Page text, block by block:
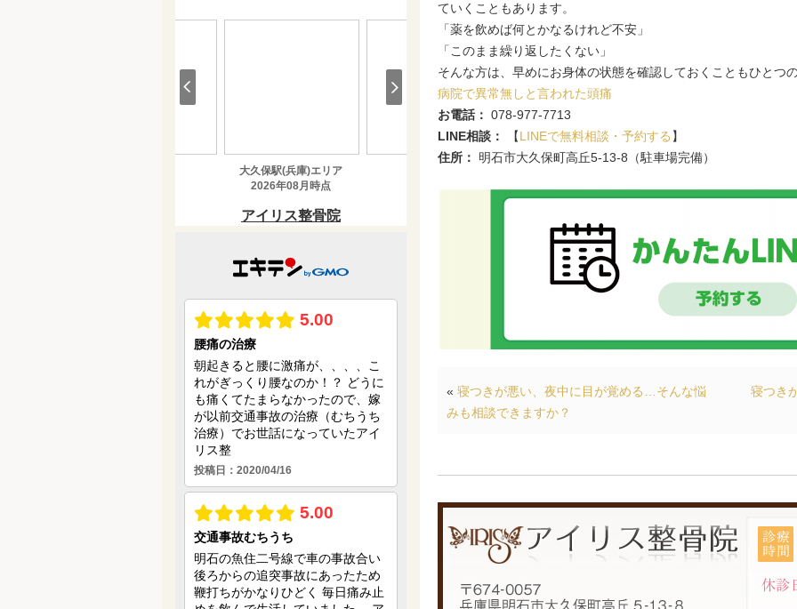
ていくこともあります。
「薬を飲めば何とかなるけれど不安」
「このまま繰り返したくない」
そんな方は、早めにお身体の状態を確認しておくこともひとつ
病院で異常無しと言われた頭痛
お電話： 078-977-7713
LINE相談：
【LINEで無料相談・予約する 】
住所：
明石市大久保町高丘5-13-8（駐車場完備）
寝つき
« 寝つきが悪い、夜中に目が覚める…そんな悩
みも相談できますか？